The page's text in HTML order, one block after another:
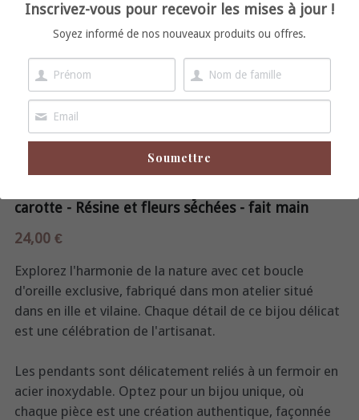
décoration
boucles d'oreille
POWERED BY
carotte - Résine et fleurs séchées - fait main
24,00 €
Explorez l'harmonie de la nature avec cet boucle
d'oreille exclusive, fabriqué dans mon atelier situé
dans en ille et vilaine. Chaque détail de ce bijou délicat
est une célébration de l'artisanat.
Les pendants sont délicatement reliés à un fermoir en
acier inoxydable. Optez pour un bijou unique, où
chaque pièce est une création authentique, façonnée
Inscrivez-vous pour recevoir les mises à jour !
Soyez informé de nos nouveaux produits ou offres.
Soumettre